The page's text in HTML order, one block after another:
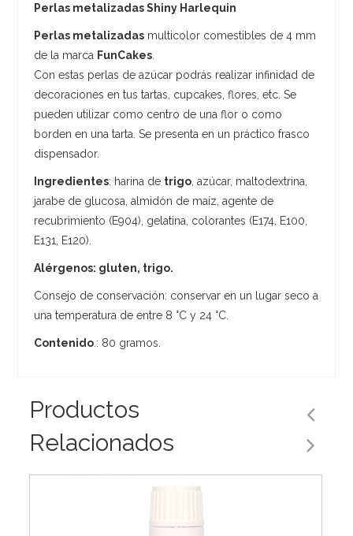
Perlas metalizadas Shiny Harlequin
Perlas metalizadas multicolor comestibles de 4 mm
de la marca FunCakes
Con estas perlas de azúcar podrás realizar infinidad de
decoraciones en tus tartas, cupcakes, flores, etc. Se
pueden utilizar como centro de una flor o como
borden en una tarta. Se presenta en un práctico frasco
dispensador.
Ingredientes: harina de trigo , azúcar, maltodextrina,
jarabe de glucosa, almidón de maíz, agente de
recubrimiento (E904), gelatina, colorantes (E174, E100,
E131, E120).
Alérgenos: gluten, trigo.
Consejo de conservación: conservar en un lugar seco a
una temperatura de entre 8 °C y 24 °C.
Contenido .: 80 gramos.
Productos
Relacionados